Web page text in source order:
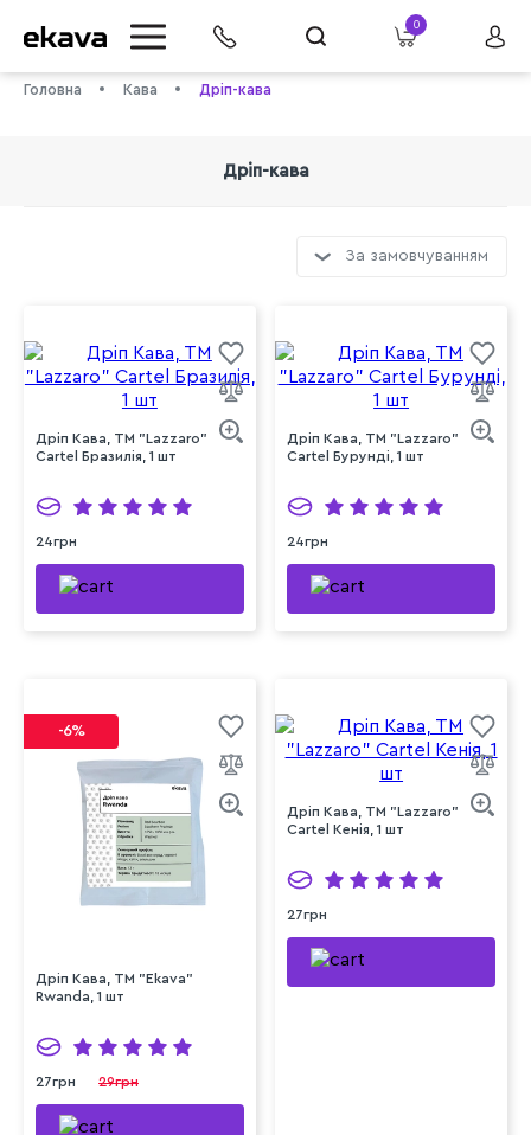
0
Головна Кава Дріп-кава
Дріп-кава
За замовчуванням
Дріп Кава, ТМ "Lazzaro"
Cartel Бразилія, 1 шт
24грн
Дріп Кава, ТМ "Lazzaro"
Cartel Бурунді, 1 шт
24грн
-6%
Дріп Кава, ТМ "Ekava"
Rwanda, 1 шт
27грн 29грн
Дріп Кава, ТМ "Lazzaro"
Cartel Кенія, 1 шт
27грн